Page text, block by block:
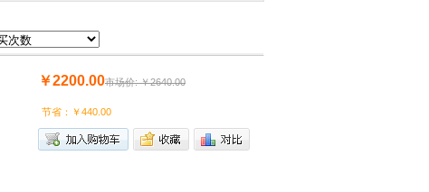
￥2200.00市场价: ￥2640.00
节省：￥440.00